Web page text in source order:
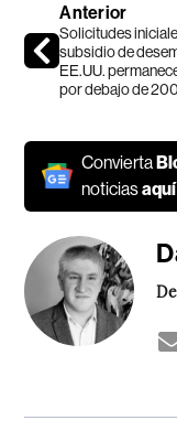
Anterior
Solicitudes
subsidio de
EE.UU.
por debajo de
Convierta
noticiasaquí